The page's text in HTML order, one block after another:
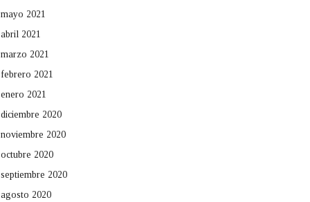
mayo 2021
abril 2021
marzo 2021
febrero 2021
enero 2021
diciembre 2020
noviembre 2020
octubre 2020
septiembre 2020
agosto 2020